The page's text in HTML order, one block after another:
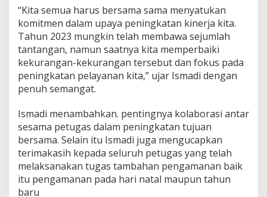
K
i
n
e
r
j
“Kita semua harus bersama sama menyatukan
komitmen dalam upaya peningkatan kinerja kita.
Tahun 2023 mungkin telah membawa sejumlah
tantangan, namun saatnya kita memperbaiki
kekurangan-kekurangan tersebut dan fokus pada
peningkatan pelayanan kita,” ujar Ismadi dengan
penuh semangat.
Ismadi menambahkan. pentingnya kolaborasi antar
sesama petugas dalam peningkatan tujuan
bersama. Selain itu Ismadi juga mengucapkan
terimakasih kepada seluruh petugas yang telah
melaksanakan tugas tambahan pengamanan baik
itu pengamanan pada hari natal maupun tahun
baru